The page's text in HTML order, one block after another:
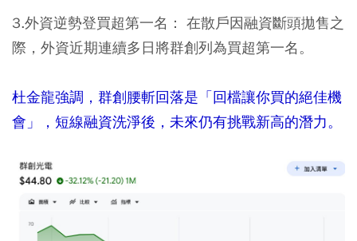
3.外資逆勢登買超第一名： 在散戶因融資斷頭拋售之
際，外資近期連續多日將群創列為買超第一名。
杜金龍強調，群創腰斬回落是「回檔讓你買的絕佳機
會」，短線融資洗淨後，未來仍有挑戰新高的潛力。